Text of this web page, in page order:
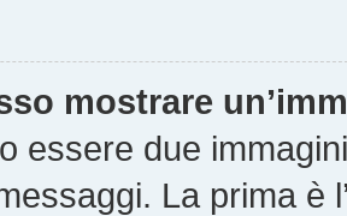
mostrare
essere due
La prima è